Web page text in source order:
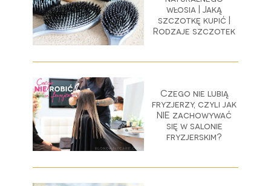
włosia | Jaką
szczotkę kupić |
Rodzaje szczotek
Czego nie lubią
fryzjerzy, czyli jak
NIE zachowywać
się w salonie
fryzjerskim?